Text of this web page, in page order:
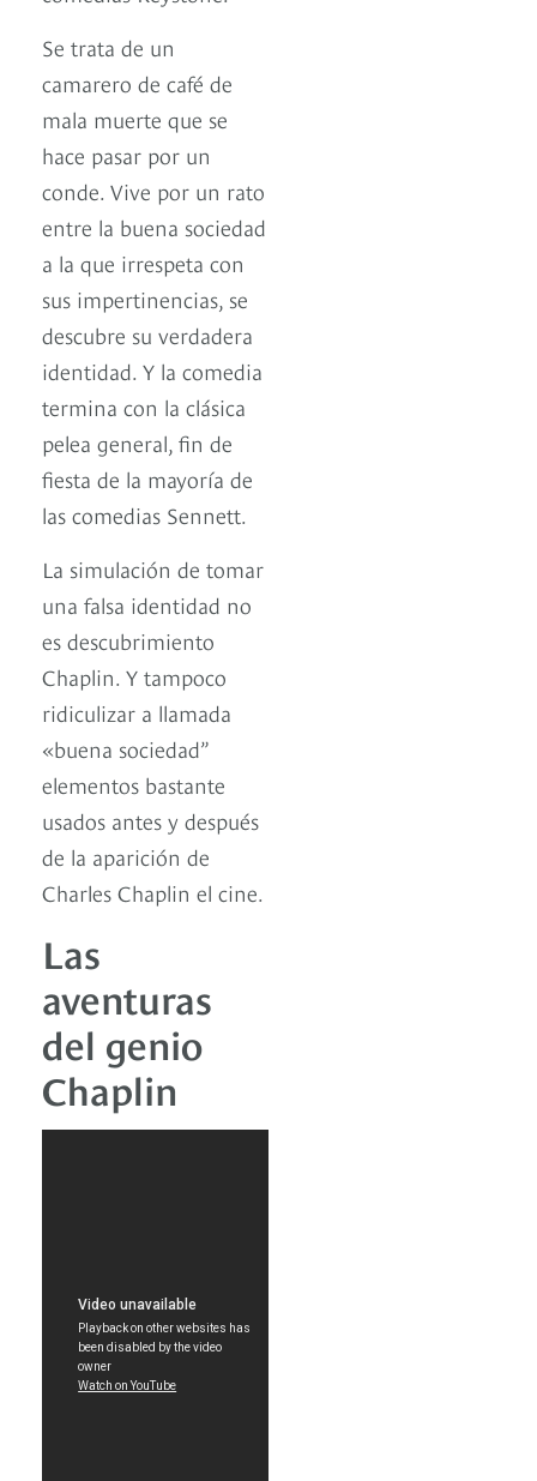
Se trata de un
camarero de café de
mala muerte que se
hace pasar por un
conde. Vive por un rato
entre la buena sociedad
a la que irrespeta con
sus impertinencias, se
descubre su verdadera
identidad. Y la comedia
termina con la clásica
pelea general, fin de
fiesta de la mayoría de
las comedias Sennett.
La simulación de tomar
una falsa identidad no
es descubrimiento
Chaplin. Y tampoco
ridiculizar a llamada
«buena sociedad”
elementos bastante
usados antes y después
de la aparición de
Charles Chaplin el cine.
Las
aventuras
del genio
Chaplin